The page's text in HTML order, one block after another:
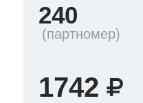
240
1742